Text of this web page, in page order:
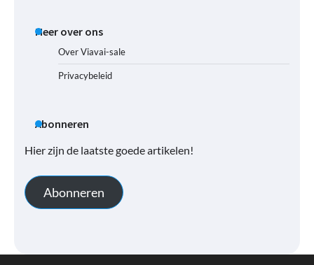
Meer over ons
Over Viavai-sale
Privacybeleid
Abonneren
Hier zijn de laatste goede artikelen!
Abonneren